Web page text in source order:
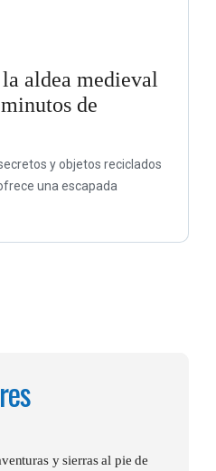
aldea medieval
de
y objetos reciclados
una escapada
y sierras al pie de